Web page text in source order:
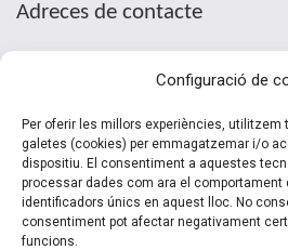
Configuració de
Per oferir les millors experiències,
galetes (cookies) per emmagatzemar i/o
dispositiu. El consentiment a aquestes
processar dades com ara el comportament
identificadors únics en aquest lloc. No
consentiment pot afectar negativament
funcions.
Adreces de contacte
Telèfon: (+34) 937 361 100
clubinternacionalitzacio@cecot.org.